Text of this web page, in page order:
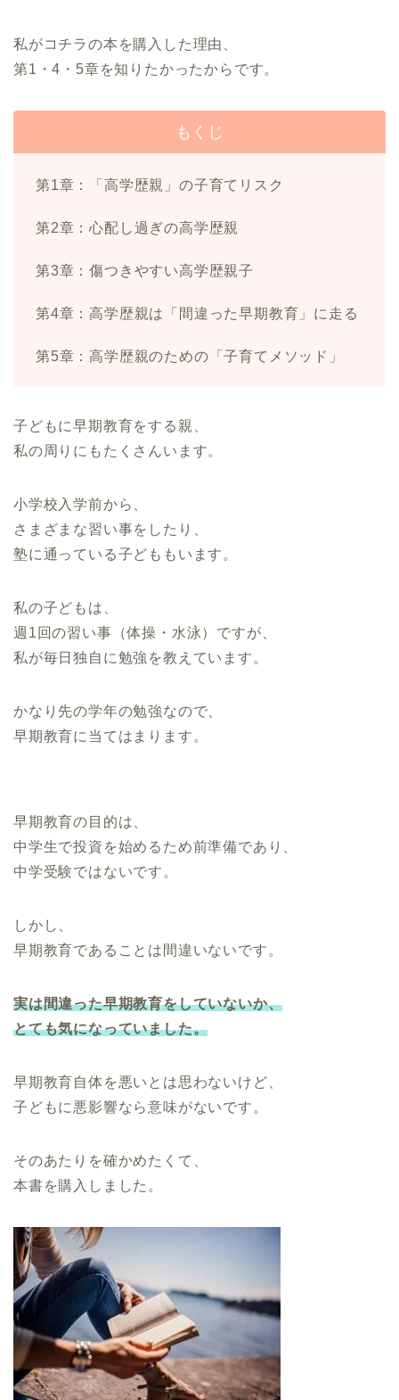
私がコチラの本を購入した理由、
第1・4・5章を知りたかったからです。
もくじ
第1章：「高学歴親」の子育てリスク
第2章：心配し過ぎの高学歴親
第3章：傷つきやすい高学歴親子
第4章：高学歴親は「間違った早期教育」に走る
第5章：高学歴親のための「子育てメソッド」
子どもに早期教育をする親、
私の周りにもたくさんいます。
小学校入学前から、
さまざまな習い事をしたり、
塾に通っている子どももいます。
私の子どもは、
週1回の習い事（体操・水泳）ですが、
私が毎日独自に勉強を教えています。
かなり先の学年の勉強なので、
早期教育に当てはまります。
早期教育の目的は、
中学生で投資を始めるため前準備であり、
中学受験ではないです。
しかし、
早期教育であることは間違いないです。
実は間違った早期教育をしていないか、
とても気になっていました。
早期教育自体を悪いとは思わないけど、
子どもに悪影響なら意味がないです。
そのあたりを確かめたくて、
本書を購入しました。